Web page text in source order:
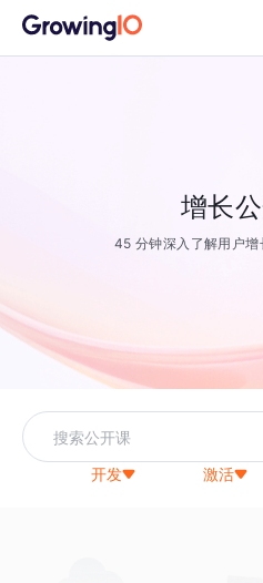
增长
45 分钟深入了解用户增
开发 激活